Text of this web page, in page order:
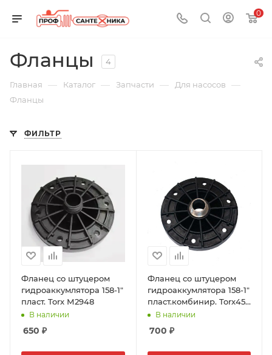
0
Фланцы 4
Главная — Каталог — Запчасти — Для насосов —
Фланцы
ФИЛЬТР
Фланец со штуцером
гидроаккумлятора 158-1"
пласт. Torx М2948
В наличии
650 ₽
Фланец со штуцером
гидроаккумлятора 158-1"
пласт.комбинир. Torx45
М4958
В наличии
700 ₽